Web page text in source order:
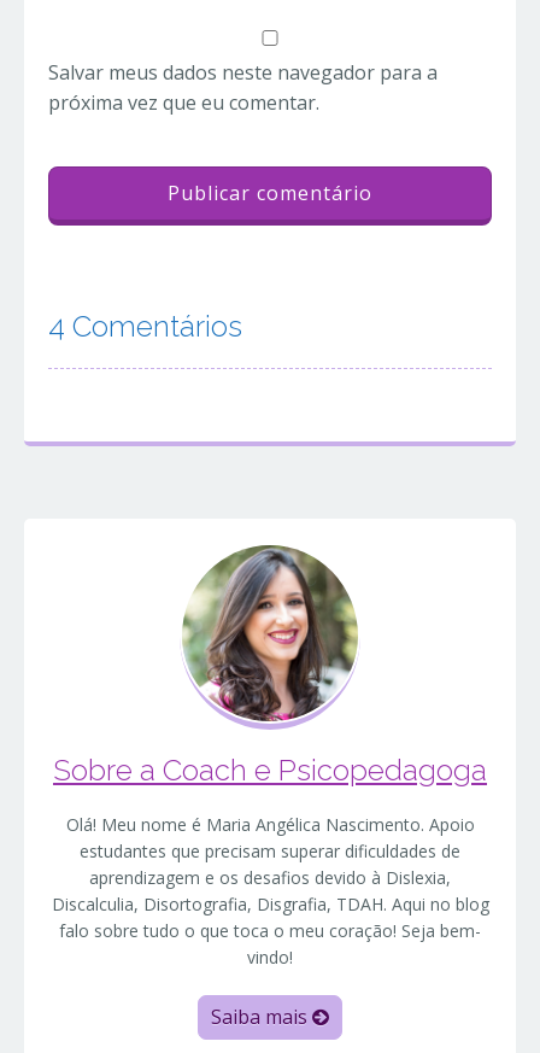
Salvar meus dados neste navegador para a
próxima vez que eu comentar.
4 Comentários
Sobre a Coach e Psicopedagoga
Olá! Meu nome é Maria Angélica Nascimento. Apoio
estudantes que precisam superar dificuldades de
aprendizagem e os desafios devido à Dislexia,
Discalculia, Disortografia, Disgrafia, TDAH. Aqui no blog
falo sobre tudo o que toca o meu coração! Seja bem-
vindo!
Saiba mais